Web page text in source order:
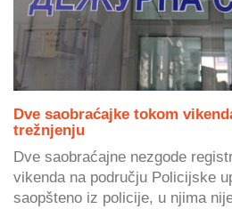
Dve saobraćajke tokom
trežnjenju
Dve saobraćajne nezgode
vikenda na području Policijske
saopšteno iz policije, u njima